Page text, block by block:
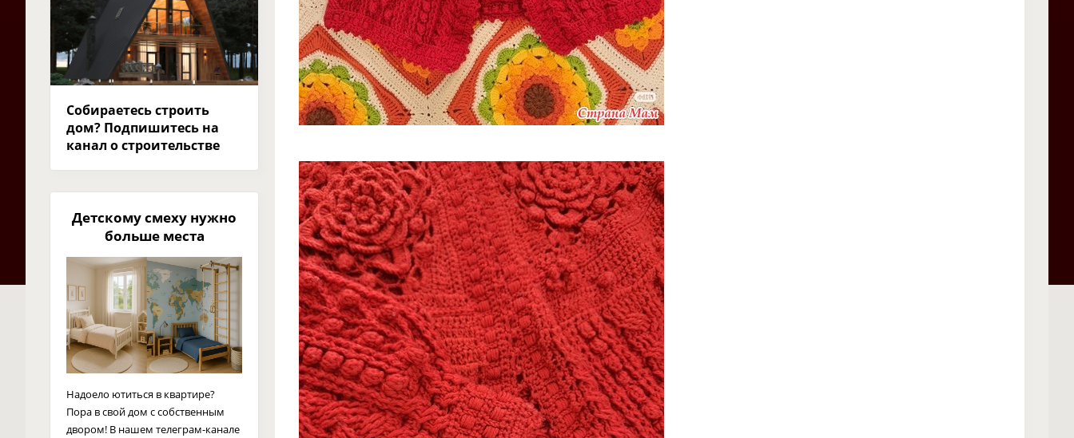
Собираетесь строить
дом? Подпишитесь на
канал о строительстве
Детскому смеху нужно
больше места
Надоело ютиться в квартире?
Пора в свой дом с собственным
двором! В нашем телеграм-канале